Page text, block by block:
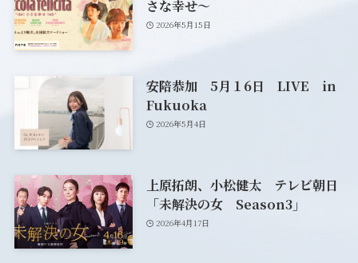
さな幸せ～
2026年5月15日
安陪恭加 5月１6日 LIVE in
Fukuoka
2026年5月4日
上原拓朗、小松健太 テレビ朝日
「未解決の女 Season3」
2026年4月17日